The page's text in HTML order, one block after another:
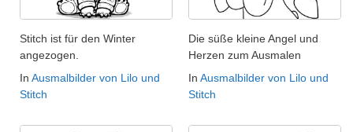
Stitch ist für den Winter
angezogen.
In Ausmalbilder von Lilo und
Stitch
Die süße kleine Angel und
Herzen zum Ausmalen
In Ausmalbilder von Lilo und
Stitch